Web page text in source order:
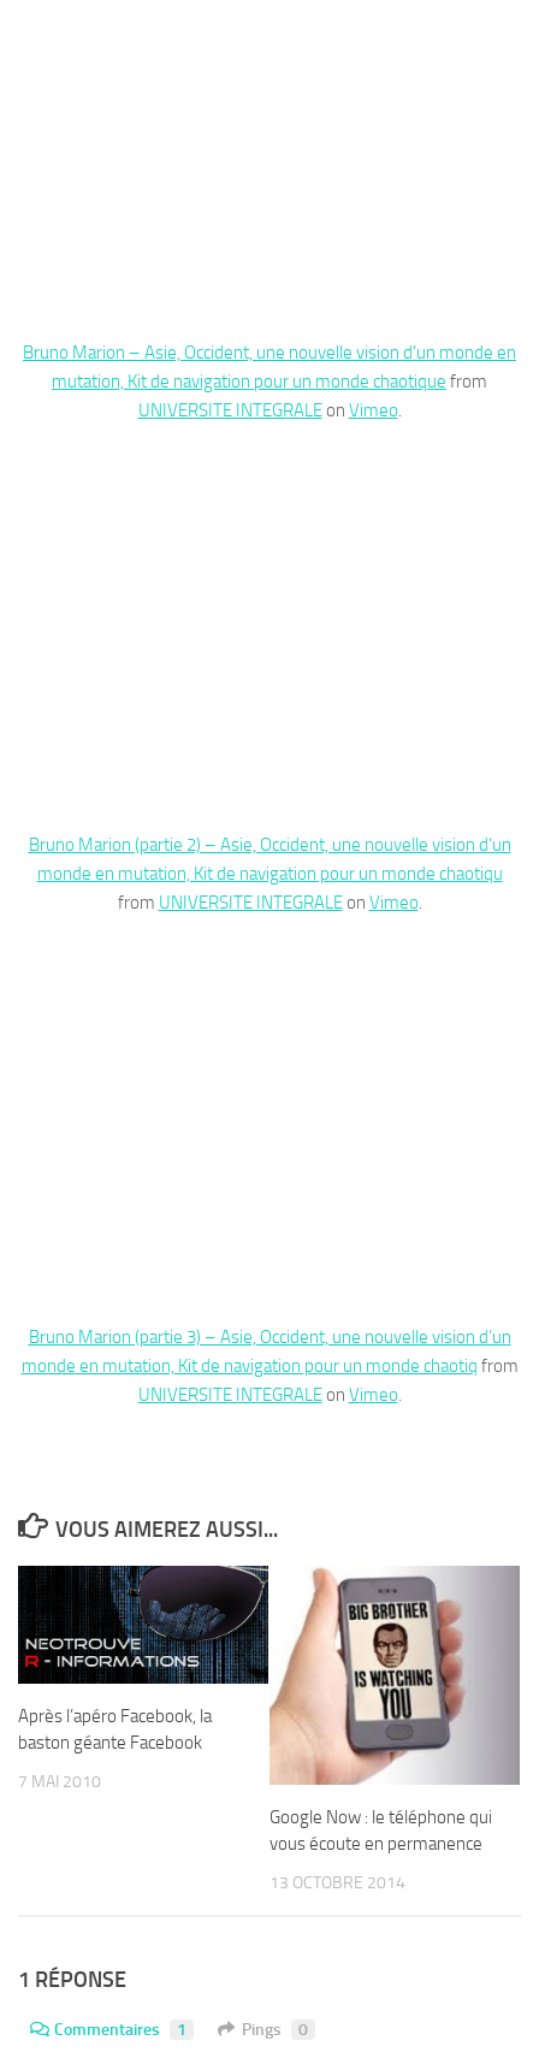
Bruno Marion – Asie, Occident, une nouvelle vision d’un monde en
mutation, Kit de navigation pour un monde chaotique from
UNIVERSITE INTEGRALEon Vimeo.
Bruno Marion (partie 2) – Asie, Occident, une nouvelle vision d’un
monde en mutation, Kit de navigation pour un monde chaotiqu
from UNIVERSITE INTEGRALEon Vimeo.
Bruno Marion (partie 3) – Asie, Occident, une nouvelle vision d’un
monde en mutation, Kit de navigation pour un monde chaotiq from
UNIVERSITE INTEGRALEon Vimeo.
VOUS AIMEREZ AUSSI...
Après l’apéro Facebook, la
baston géante Facebook
7 MAI 2010
Google Now : le téléphone qui
vous écoute en permanence
13 OCTOBRE 2014
1 RÉPONSE
Commentaires 1 Pings 0